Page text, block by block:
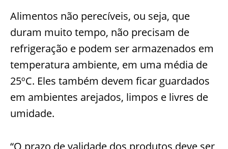
Alimentos não perecíveis, ou seja, que
duram muito tempo, não precisam de
refrigeração e podem ser armazenados em
temperatura ambiente, em uma média de
25ºC. Eles também devem ficar guardados
em ambientes arejados, limpos e livres de
umidade.